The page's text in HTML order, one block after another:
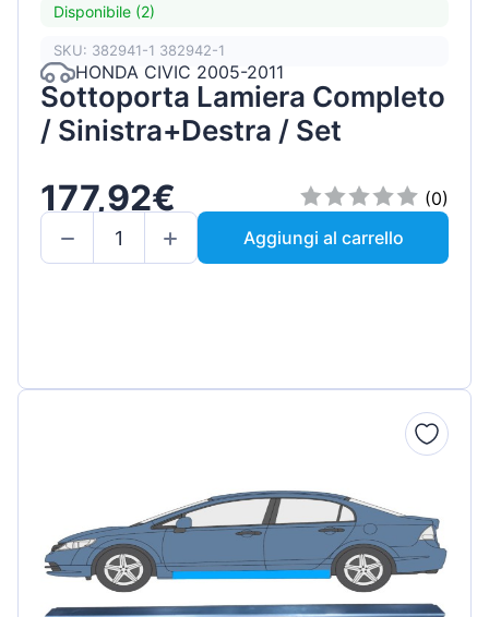
Disponibile (2)
SKU: 382941-1 382942-1
HONDA CIVIC 2005-2011
Sottoporta Lamiera Completo
/ Sinistra+Destra / Set
177,92€
(0)
Aggiungi al carrello